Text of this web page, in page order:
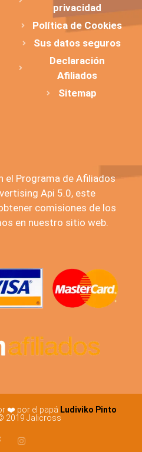
privacidad
Política de Cookies
Sus datos seguros
Declaración
Afiliados
Sitemap
el Programa de Afiliados
Api 5.0, este
comisiones de los
en nuestro sitio web.
❤️ por el papá Ludiviko Pinto
2019 Jalicross